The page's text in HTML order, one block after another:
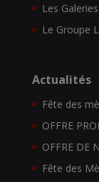
Les
Le Groupe
Actualités
Fête des
OFFRE
OFFRE DE
Fête des